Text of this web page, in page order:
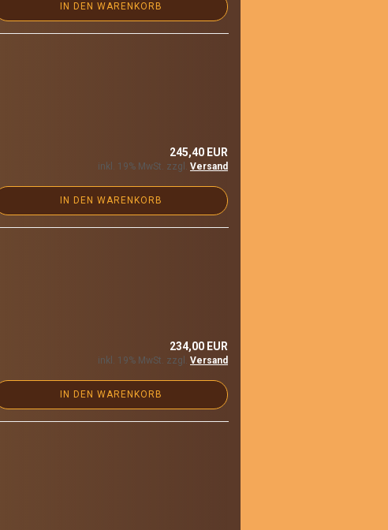
IN DEN WARENKORB
245,40 EUR
inkl. 19% MwSt. zzgl. Versand
IN DEN WARENKORB
234,00 EUR
inkl. 19% MwSt. zzgl. Versand
IN DEN WARENKORB